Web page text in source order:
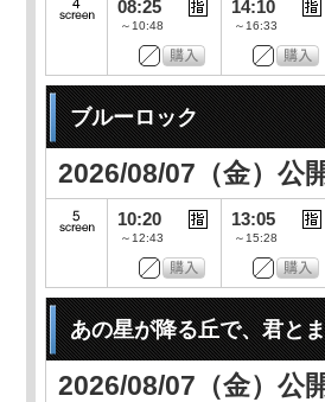
08:25
～10:48
14:10
～16:33
ブルーロック
2026/08/07（金）公
10:20
～12:43
13:05
～15:28
あの星が降る丘で、君と
2026/08/07（金）公